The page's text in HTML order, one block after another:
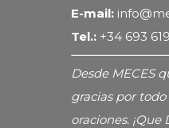
E-mail:
Tel.: +34 693
Desde MECES
gracias por todo
oraciones.